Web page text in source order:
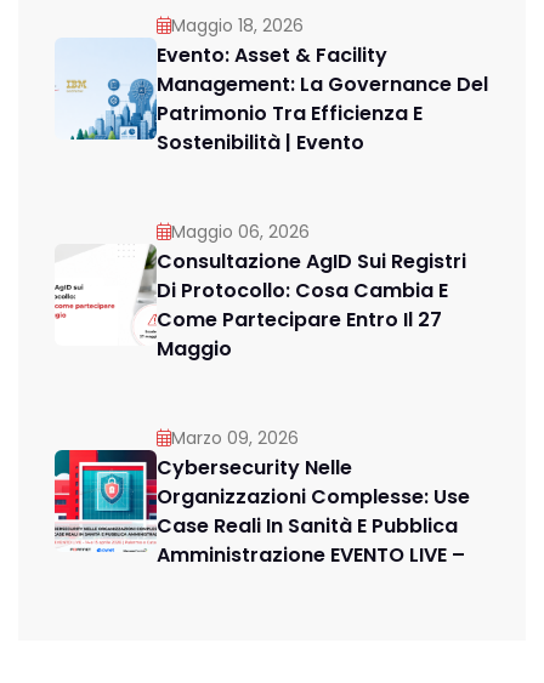
Maggio 18, 2026
Evento: Asset & Facility
Management: La Governance Del
Patrimonio Tra Efficienza E
Sostenibilità | Evento
Maggio 06, 2026
Consultazione AgID Sui Registri
Di Protocollo: Cosa Cambia E
Come Partecipare Entro Il 27
Maggio
Marzo 09, 2026
Cybersecurity Nelle
Organizzazioni Complesse: Use
Case Reali In Sanità E Pubblica
Amministrazione EVENTO LIVE –